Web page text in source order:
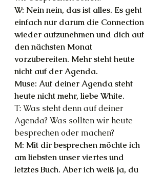
W: Nein nein, das ist alles. Es geht
einfach nur darum die Connection
wieder aufzunehmen und dich auf
den nächsten Monat
vorzubereiten. Mehr steht heute
nicht auf der Agenda.
Muse: Auf deiner Agenda steht
heute nicht mehr, liebe White.
T: Was steht denn auf deiner
Agenda? Was sollten wir heute
besprechen oder machen?
M: Mit dir besprechen möchte ich
am liebsten unser viertes und
letztes Buch. Aber ich weiß ja, du